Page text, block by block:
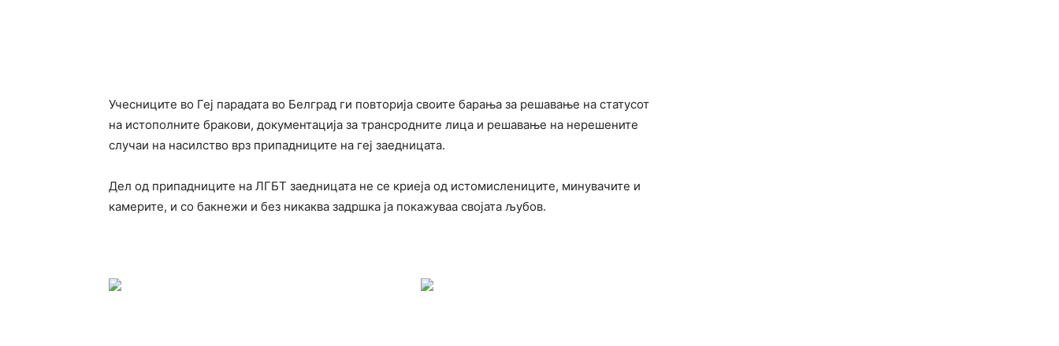
Учесниците во Геј парадата во Белград ги повторија своите барања за решавање на статусот
на истополните бракови, документација за трансродните лица и решавање на нерешените
случаи на насилство врз припадниците на геј заедницата.
Дел од припадниците на ЛГБТ заедницата не се криеја од истомислениците, минувачите и
камерите, и со бакнежи и без никаква задршка ја покажуваа својата љубов.